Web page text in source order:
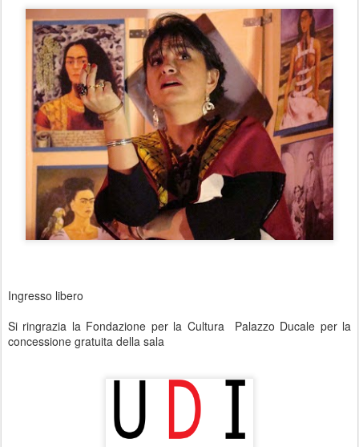
Ingresso libero
Si ringrazia la Fondazione per la Cultura Palazzo Ducale per la
concessione gratuita della sala